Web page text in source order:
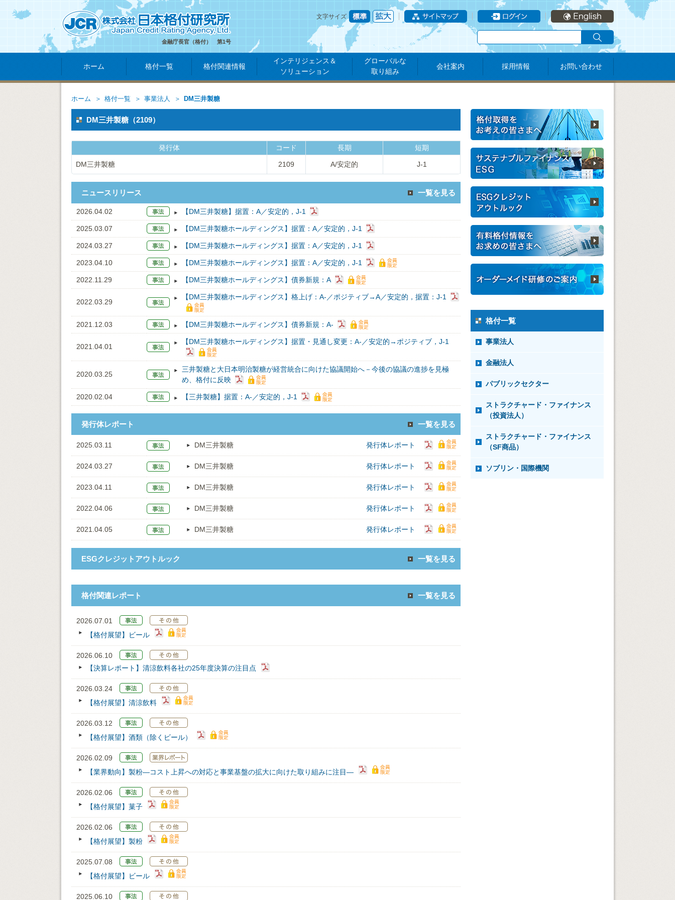
金融庁長官（格付） 第1号
文字サイズ
ホーム 格付一覧 格付関連情報
インテリジェンス＆
ソリューション
グローバルな
取り組み
会社案内 採用情報 お問い合わせ
ホーム 格付一覧 事業法人 DM三井製糖
DM三井製糖（2109）
発行体 コード 長期 短期
DM三井製糖 2109 A/安定的 J-1
ニュースリリース 一覧を見る
2026.04.02 【DM三井製糖】据置：A／安定的，J-1
2025.03.07 【DM三井製糖ホールディングス】据置：A／安定的，J-1
2024.03.27 【DM三井製糖ホールディングス】据置：A／安定的，J-1
2023.04.10 【DM三井製糖ホールディングス】据置：A／安定的，J-1
2022.11.29 【DM三井製糖ホールディングス】債券新規：A
2022.03.29
【DM三井製糖ホールディングス】格上げ：A-／ポジティブ→A／安定的，据置：J-1
2021.12.03 【DM三井製糖ホールディングス】債券新規：A-
2021.04.01
【DM三井製糖ホールディングス】据置・見通し変更：A-／安定的→ポジティブ，J-1
2020.03.25
三井製糖と大日本明治製糖が経営統合に向けた協議開始へ－今後の協議の進捗を見極
め、格付に反映
2020.02.04 【三井製糖】据置：A-／安定的，J-1
発行体レポート 一覧を見る
2025.03.11 DM三井製糖 発行体レポート
2024.03.27 DM三井製糖 発行体レポート
2023.04.11 DM三井製糖 発行体レポート
2022.04.06 DM三井製糖 発行体レポート
2021.04.05 DM三井製糖 発行体レポート
ESGクレジットアウトルック 一覧を見る
格付関連レポート 一覧を見る
2026.07.01
【格付展望】ビール
2026.06.10
【決算レポート】清涼飲料各社の25年度決算の注目点
2026.03.24
【格付展望】清涼飲料
2026.03.12
【格付展望】酒類（除くビール）
2026.02.09
【業界動向】製粉―コスト上昇への対応と事業基盤の拡大に向けた取り組みに注目―
2026.02.06
【格付展望】菓子
2026.02.06
【格付展望】製粉
2025.07.08
【格付展望】ビール
2025.06.10
格付一覧
事業法人
金融法人
パブリックセクター
ストラクチャード・ファイナンス
（投資法人）
ストラクチャード・ファイナンス
（SF商品）
ソブリン・国際機関